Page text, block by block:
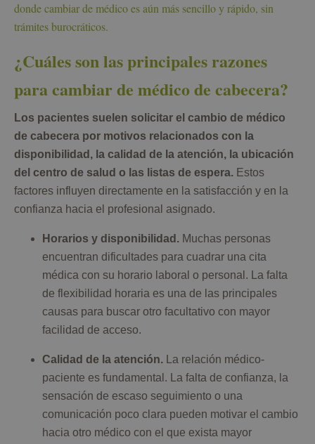
donde cambiar de médico es aún más sencillo y rápido, sin
trámites burocráticos.
¿Cuáles son las principales razones
para cambiar de médico de cabecera?
Los pacientes suelen solicitar el cambio de médico
de cabecera por motivos relacionados con la
disponibilidad, la calidad de la atención, la ubicación
del centro de salud o las listas de espera. Estos
factores influyen directamente en la satisfacción y en la
confianza hacia el profesional asignado.
Horarios y disponibilidad. Muchas personas
encuentran dificultades para cuadrar una cita
médica con su horario laboral o personal. La falta
de flexibilidad horaria es una de las principales
causas para buscar otro facultativo con mayor
facilidad de acceso.
Calidad de la atención. La relación médico-
paciente es fundamental. La falta de confianza, la
sensación de escaso seguimiento o una
comunicación poco clara pueden motivar el cambio
hacia otro médico con el que exista mayor